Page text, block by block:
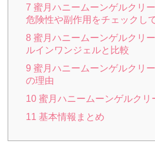
7 蜜月ハニームーンゲルクリ
危険性や副作用をチェックし
8 蜜月ハニームーンゲルクリ
ルインワンジェルと比較
9 蜜月ハニームーンゲルクリ
の理由
10 蜜月ハニームーンゲルクリ
11 基本情報まとめ